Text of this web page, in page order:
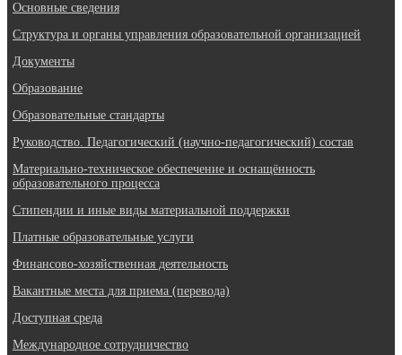
Основные сведения
Структура и органы управления образовательной организацией
Документы
Образование
Образовательные стандарты
Руководство. Педагогический (научно-педагогический) состав
Материально-техническое обеспечение и оснащённость
образовательного процесса
Стипендии и иные виды материальной поддержки
Платные образовательные услуги
Финансово-хозяйственная деятельность
Вакантные места для приема (перевода)
Доступная среда
Международное сотрудничество